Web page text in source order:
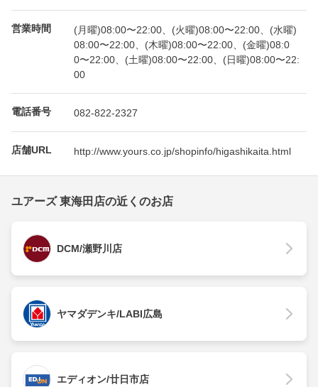
営業時間
(月曜)08:00〜22:00、(火曜)08:00〜22:00、(水曜)
08:00〜22:00、(木曜)08:00〜22:00、(金曜)08:0
0〜22:00、(土曜)08:00〜22:00、(日曜)08:00〜22:
00
電話番号 082-822-2327
店舗URL http://www.yours.co.jp/shopinfo/higashikaita.html
ユアーズ 東海田店の近くのお店
DCM/瀬野川店
ヤマダデンキ/LABI広島
エディオン/廿日市店